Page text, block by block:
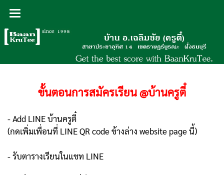
ขั้นตอนการสมัครเรียน @บ้านครูตี๋
- Add LINE บ้านครูตี๋
(กดเพิ่มเพื่อนที่ LINE QR code ข้างล่าง website page นี้)
- รับตารางเรียนในแชท LINE